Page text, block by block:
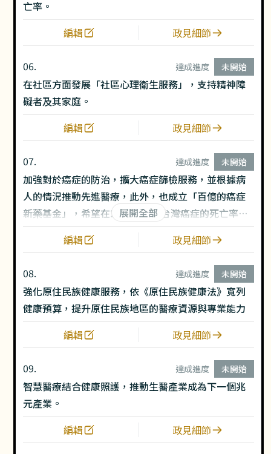
亡率。
編輯
政見細節
06. 達成進度 未開始
在社區方面發展「社區心理衛生服務」，支持精神障
礙者及其家庭。
編輯
政見細節
07. 達成進度 未開始
加強對於癌症的防治，擴大癌症篩檢服務，並根據病
人的情況推動先進醫療，此外，也成立「百億的癌症
新藥基金」，希望在2030年時，台灣癌症的死亡率能
減少三分之一。
展開全部
編輯
政見細節
08. 達成進度 未開始
強化原住民族健康服務，依《原住民族健康法》寬列
健康預算，提升原住民族地區的醫療資源與專業能力
編輯
政見細節
09. 達成進度 未開始
智慧醫療結合健康照護，推動生醫產業成為下一個兆
元產業。
編輯
政見細節